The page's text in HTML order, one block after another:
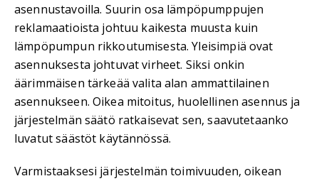
asennustavoilla. Suurin osa lämpöpumppujen
reklamaatioista johtuu kaikesta muusta kuin
lämpöpumpun rikkoutumisesta. Yleisimpiä ovat
asennuksesta johtuvat virheet. Siksi onkin
äärimmäisen tärkeää valita alan ammattilainen
asennukseen. Oikea mitoitus, huolellinen asennus ja
järjestelmän säätö ratkaisevat sen, saavutetaanko
luvatut säästöt käytännössä.
Varmistaaksesi järjestelmän toimivuuden, oikean